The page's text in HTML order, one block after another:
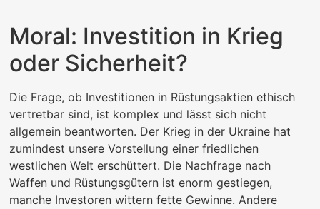
Moral: Investition in Krieg
oder Sicherheit?
Die Frage, ob Investitionen in Rüstungsaktien ethisch
vertretbar sind, ist komplex und lässt sich nicht
allgemein beantworten. Der Krieg in der Ukraine hat
zumindest unsere Vorstellung einer friedlichen
westlichen Welt erschüttert. Die Nachfrage nach
Waffen und Rüstungsgütern ist enorm gestiegen,
manche Investoren wittern fette Gewinne. Andere